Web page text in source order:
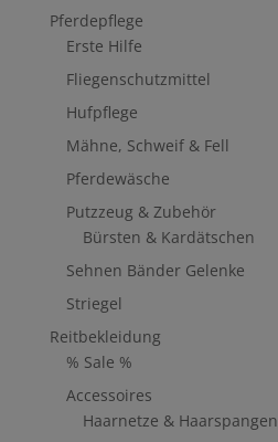
Pferdepflege
Erste Hilfe
Fliegenschutzmittel
Hufpflege
Mähne, Schweif & Fell
Pferdewäsche
Putzzeug & Zubehör
Bürsten & Kardätschen
Sehnen Bänder Gelenke
Striegel
Reitbekleidung
% Sale %
Accessoires
Haarnetze & Haarspangen